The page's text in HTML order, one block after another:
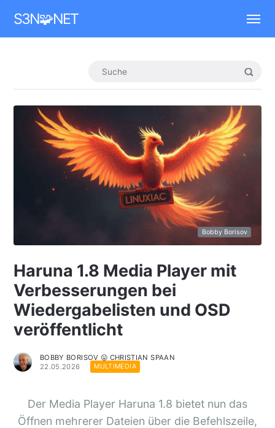
S3N🧩NET
Bobby Borisov
Haruna 1.8 Media Player mit
Verbesserungen bei
Wiedergabelisten und OSD
veröffentlicht
BOBBY BORISOV 😛 CHRISTIAN SPAAN
22.05.2026
MULTIMEDIA
Der Media Player Haruna 1.8 bietet nun das
Öffnen mehrerer Dateien über die Befehlszeile,